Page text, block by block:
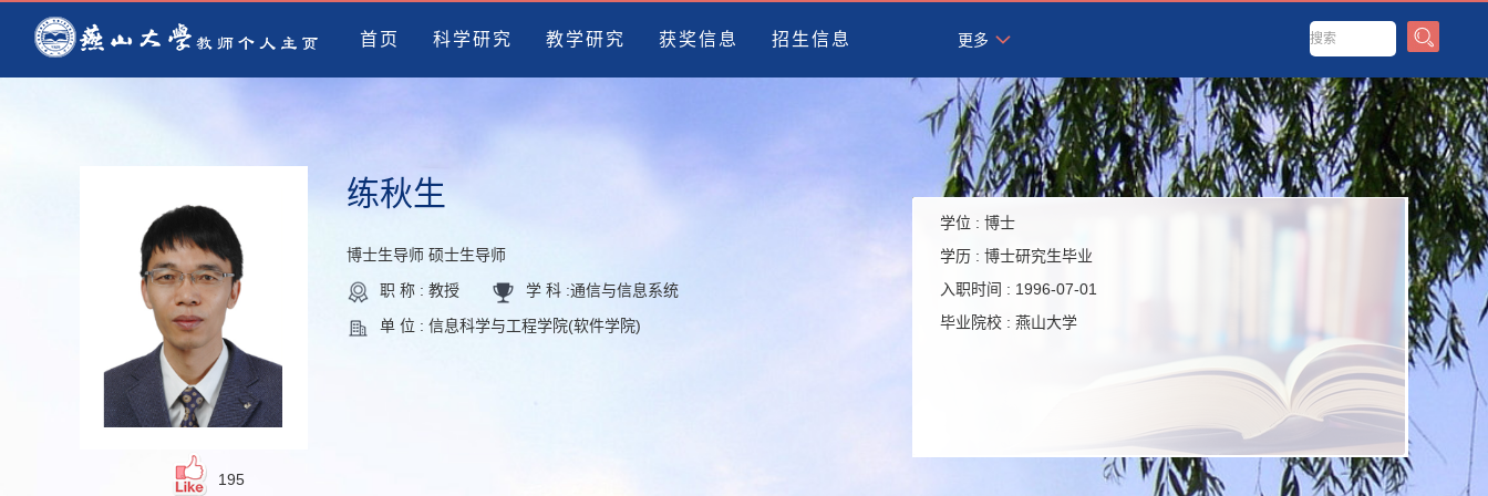
首页 科学研究 教学研究 获奖信息 招生信息 更多
195
练秋生
博士生导师 硕士生导师
职 称 : 教授
学 科 :通信与信息系统
单 位 : 信息科学与工程学院(软件学院)
学位 : 博士
学历 : 博士研究生毕业
入职时间 : 1996-07-01
毕业院校 : 燕山大学